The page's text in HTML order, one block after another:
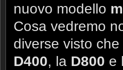
nuovo modello
Cosa vedremo
diverse visto
D400, la D800 e